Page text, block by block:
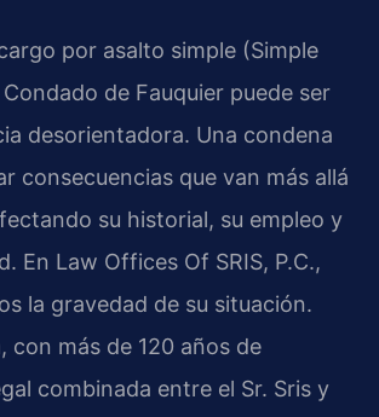
por asalto simple (Simple
de Fauquier puede ser
desorientadora. Una condena
consecuencias que van más allá
su historial, su empleo y
En Law Offices Of SRIS, P.C.,
la gravedad de su situación.
con más de 120 años de
combinada entre el Sr. Sris y